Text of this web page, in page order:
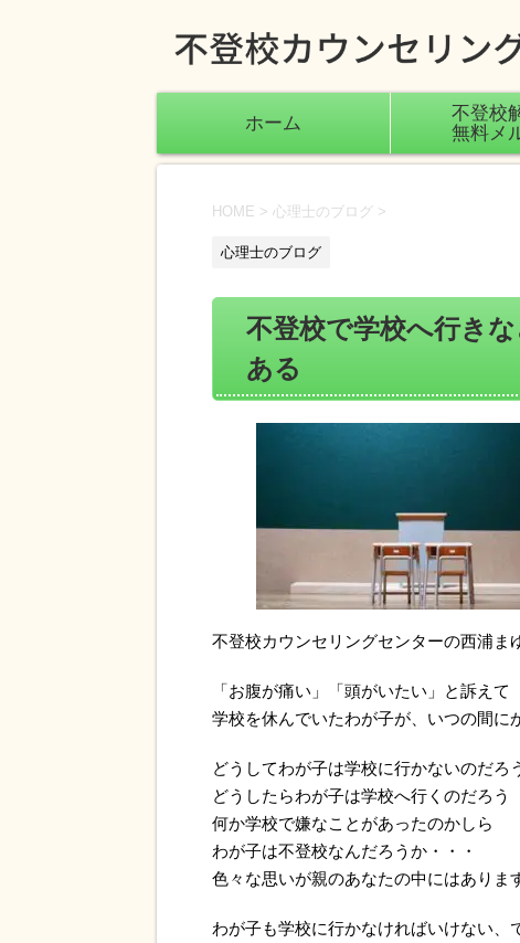
ホーム
不登校
無料メ
HOME > 心理士のブログ >
心理士のブログ
不登校で学校へ行き
ある
不登校カウンセリングセンターの西浦ま
「お腹が痛い」「頭がいたい」と訴えて
学校を休んでいたわが子が、いつの間に
どうしてわが子は学校に行かないのだろ
どうしたらわが子は学校へ行くのだろう
何か学校で嫌なことがあったのかしら
わが子は不登校なんだろうか・・・
色々な思いが親のあなたの中にはありま
わが子も学校に行かなければいけない、